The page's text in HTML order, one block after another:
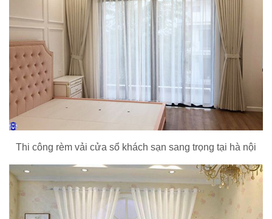
Thi công rèm vải cửa sổ khách sạn sang trọng tại hà nội